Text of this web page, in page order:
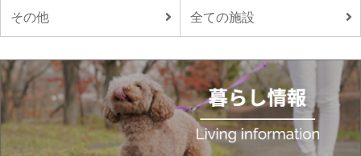
その他 全ての施設